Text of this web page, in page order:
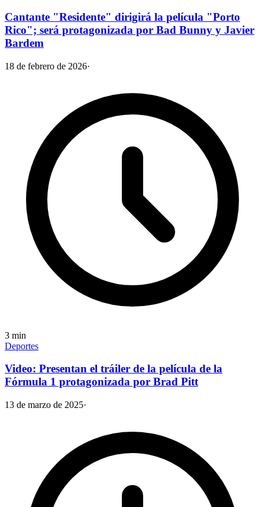
Cantante "Residente" dirigirá la película "Porto
Rico"; será protagonizada por Bad Bunny y Javier
Bardem
18 de febrero de 2026·
3 min
Deportes
Video: Presentan el tráiler de la película de la
Fórmula 1 protagonizada por Brad Pitt
13 de marzo de 2025·